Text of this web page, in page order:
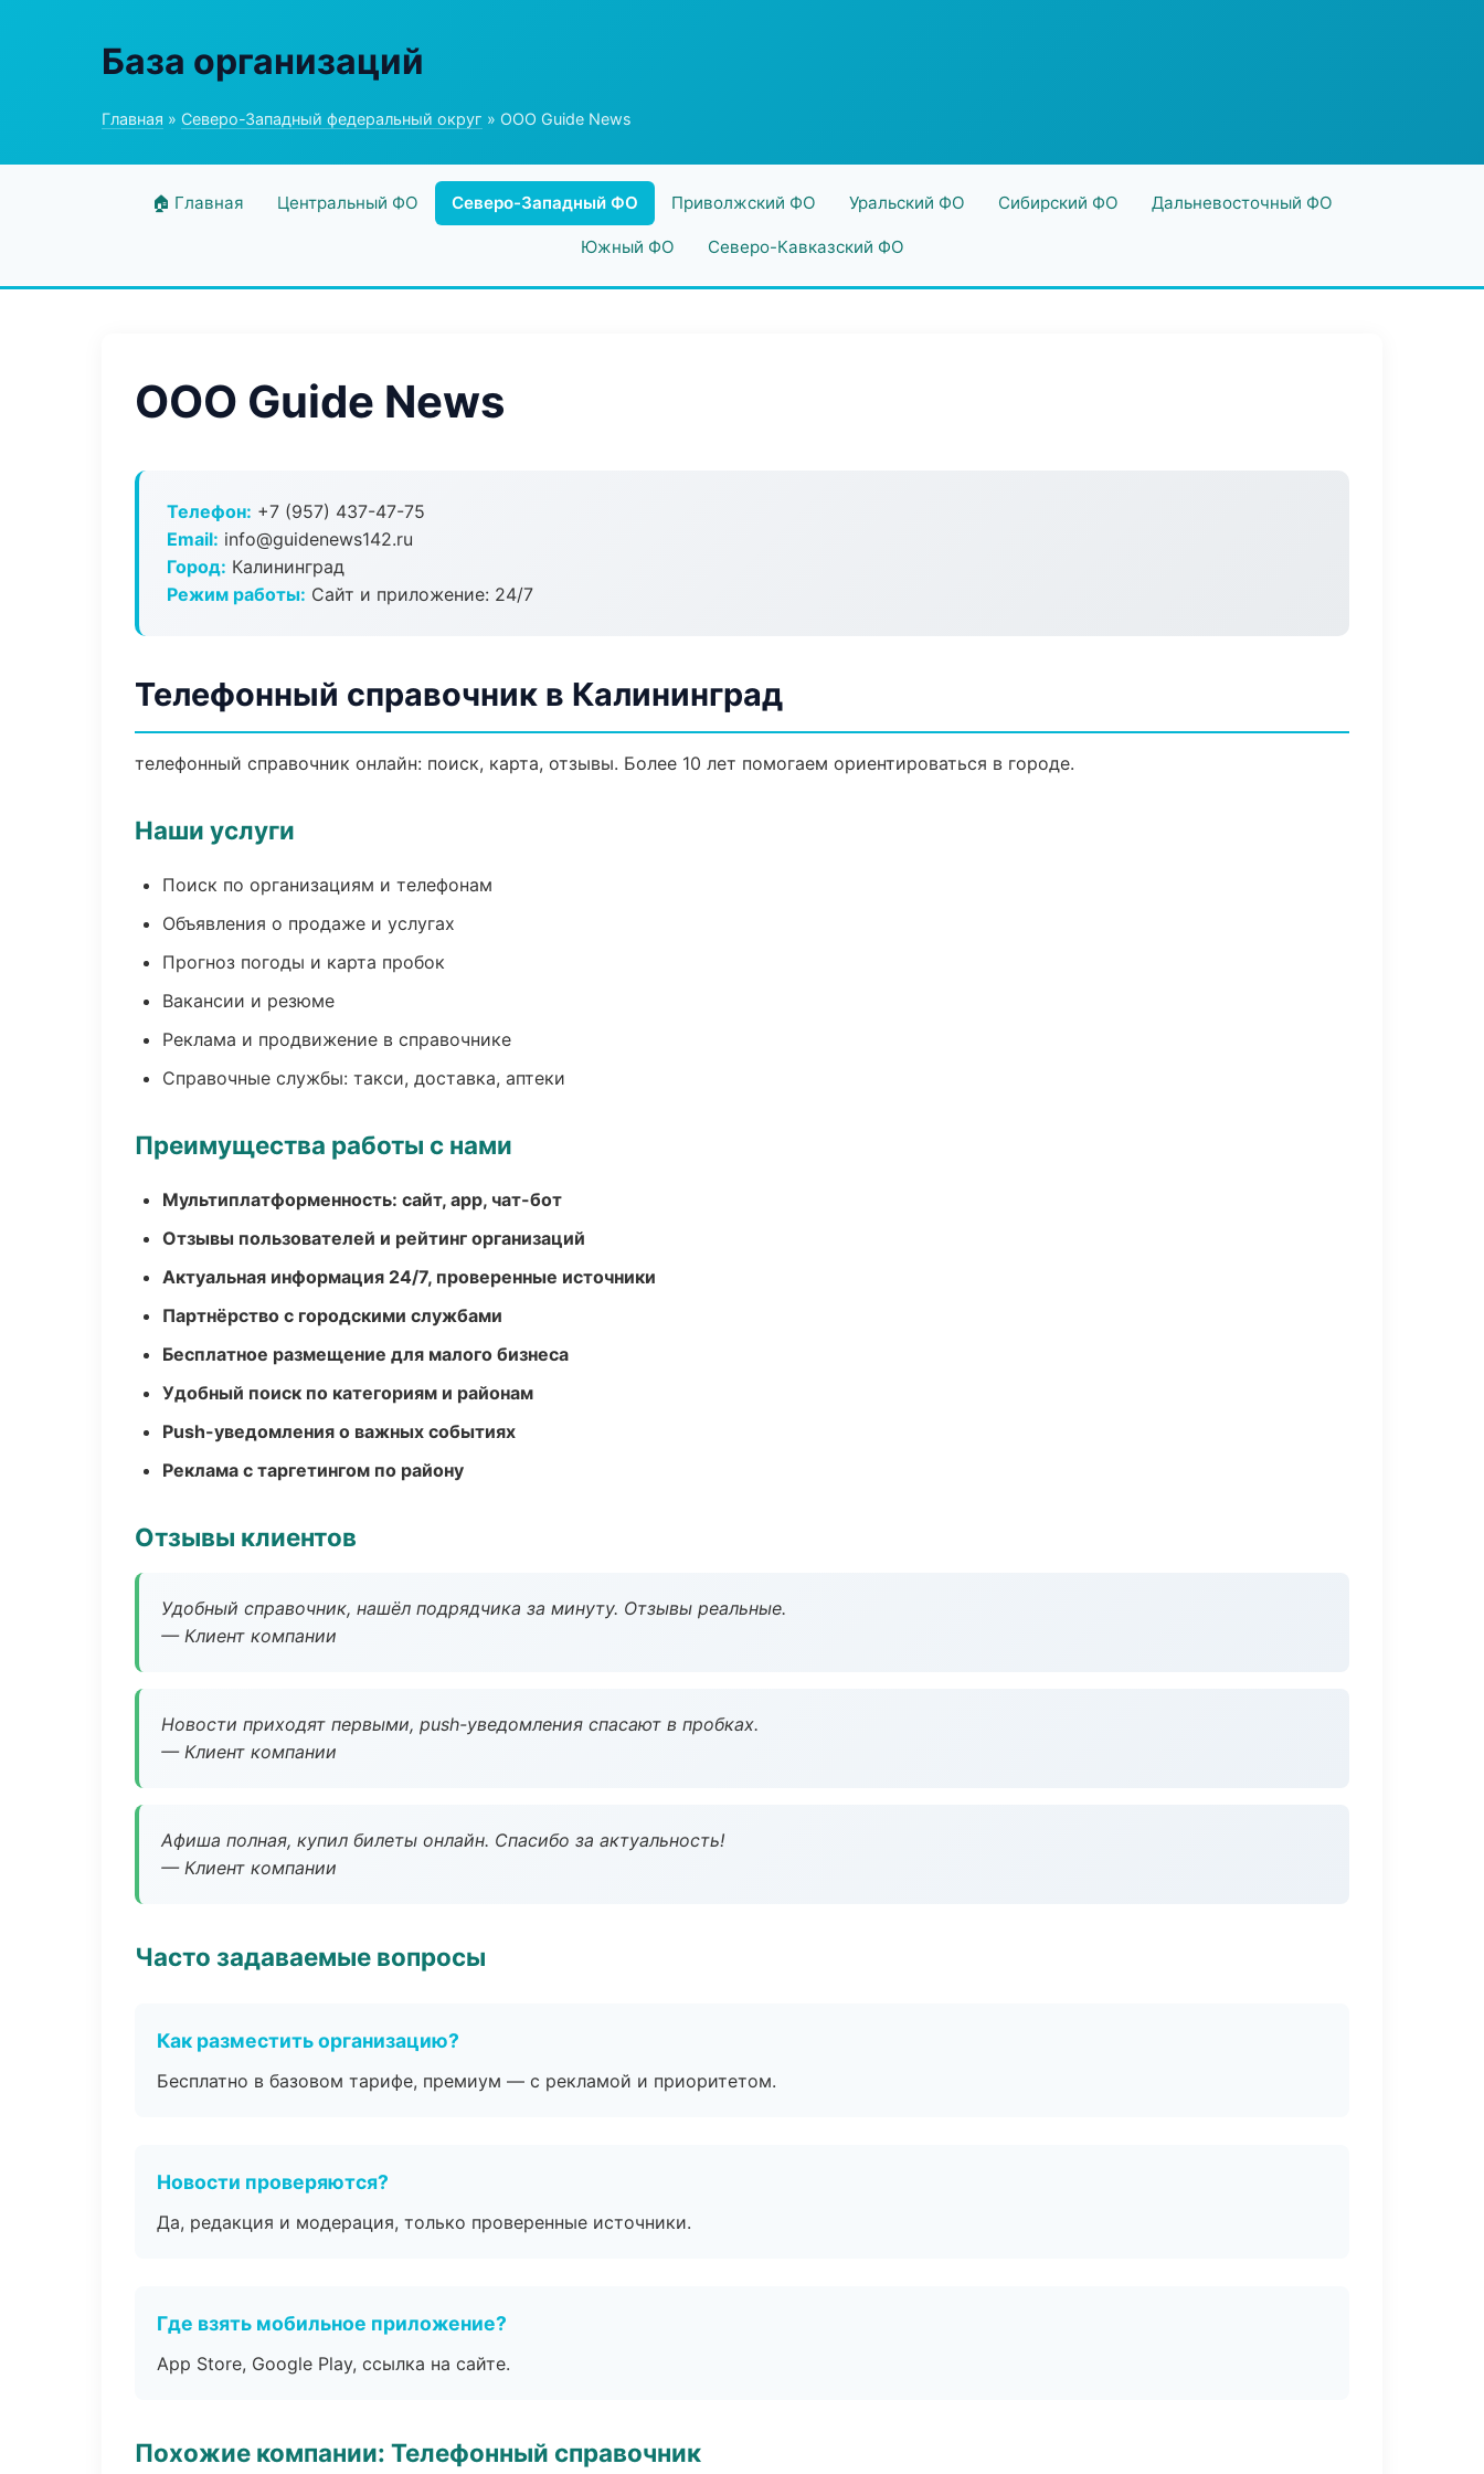
База организаций
Главная » Северо-Западный федеральный округ » ООО Guide News
🏠 Главная Центральный ФО Северо-Западный ФО Приволжский ФО Уральский ФО Сибирский ФО Дальневосточный ФО
Южный ФО Северо-Кавказский ФО
ООО Guide News
Телефон: +7 (957) 437-47-75
Email: info@guidenews142.ru
Город: Калининград
Режим работы: Сайт и приложение: 24/7
Телефонный справочник в Калининград
телефонный справочник онлайн: поиск, карта, отзывы. Более 10 лет помогаем ориентироваться в городе.
Наши услуги
Поиск по организациям и телефонам
Объявления о продаже и услугах
Прогноз погоды и карта пробок
Вакансии и резюме
Реклама и продвижение в справочнике
Справочные службы: такси, доставка, аптеки
Преимущества работы с нами
Мультиплатформенность: сайт, app, чат-бот
Отзывы пользователей и рейтинг организаций
Актуальная информация 24/7, проверенные источники
Партнёрство с городскими службами
Бесплатное размещение для малого бизнеса
Удобный поиск по категориям и районам
Push-уведомления о важных событиях
Реклама с таргетингом по району
Отзывы клиентов
Удобный справочник, нашёл подрядчика за минуту. Отзывы реальные.
— Клиент компании
Новости приходят первыми, push-уведомления спасают в пробках.
— Клиент компании
Афиша полная, купил билеты онлайн. Спасибо за актуальность!
— Клиент компании
Часто задаваемые вопросы
Как разместить организацию?
Бесплатно в базовом тарифе, премиум — с рекламой и приоритетом.
Новости проверяются?
Да, редакция и модерация, только проверенные источники.
Где взять мобильное приложение?
App Store, Google Play, ссылка на сайте.
Похожие компании: Телефонный справочник